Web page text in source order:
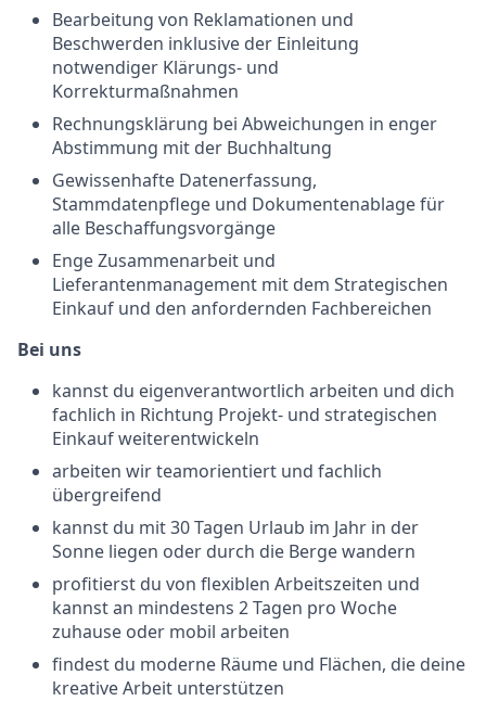
Bearbeitung von Reklamationen und
Beschwerden inklusive der Einleitung
notwendiger Klärungs- und
Korrekturmaßnahmen
Rechnungsklärung bei Abweichungen in enger
Abstimmung mit der Buchhaltung
Gewissenhafte Datenerfassung,
Stammdatenpflege und Dokumentenablage für
alle Beschaffungsvorgänge
Enge Zusammenarbeit und
Lieferantenmanagement mit dem Strategischen
Einkauf und den anfordernden Fachbereichen
Bei uns
kannst du eigenverantwortlich arbeiten und dich
fachlich in Richtung Projekt- und strategischen
Einkauf weiterentwickeln
arbeiten wir teamorientiert und fachlich
übergreifend
kannst du mit 30 Tagen Urlaub im Jahr in der
Sonne liegen oder durch die Berge wandern
profitierst du von flexiblen Arbeitszeiten und
kannst an mindestens 2 Tagen pro Woche
zuhause oder mobil arbeiten
findest du moderne Räume und Flächen, die deine
kreative Arbeit unterstützen